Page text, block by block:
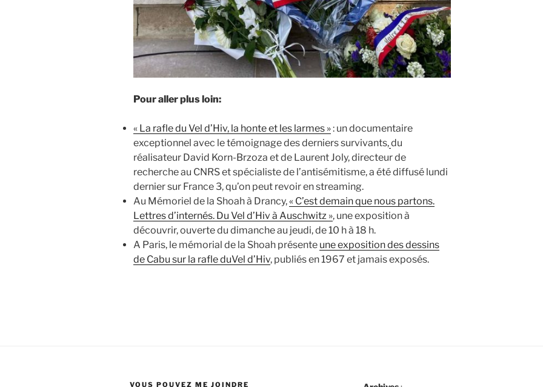
Pour aller plus loin:
« La rafle du Vel d’Hiv, la honte et les larmes »: un documentaire
exceptionnel avec le témoignage des derniers survivants,du
réalisateur David Korn-Brzoza et de Laurent Joly, directeur de
recherche au CNRS et spécialiste de l’antisémitisme, a été diffusé lundi
dernier sur France 3, qu’on peut revoir en streaming.
Au Mémoriel de la Shoah à Drancy,« C’est demain que nous partons.
Lettres d’internés. Du Vel d’Hiv à Auschwitz », une exposition à
découvrir, ouverte du dimanche au jeudi, de 10 h à 18 h.
A Paris, le mémorial de la Shoah présente une exposition des dessins
de Cabu sur la rafle duVel d’Hiv, publiés en 1967 et jamais exposés.
VOUS POUVEZ ME JOINDRE